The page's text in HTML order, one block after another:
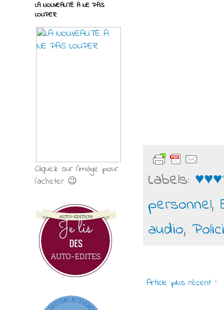
Labels:
personnel,
audio,
Article plus récent
LA NOUVEAUTÉ A NE PAS
LOUPER
Cliquez sur l'image pour
l'acheter 😉